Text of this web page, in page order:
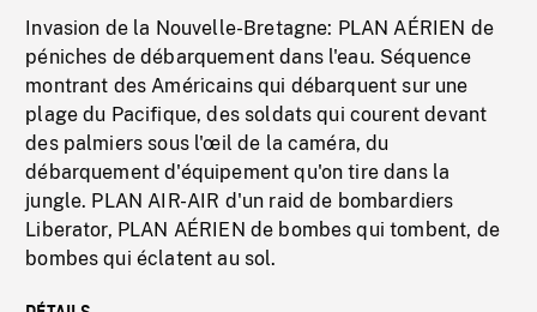
Invasion de la Nouvelle-Bretagne: PLAN AÉRIEN de
péniches de débarquement dans l'eau. Séquence
montrant des Américains qui débarquent sur une
plage du Pacifique, des soldats qui courent devant
des palmiers sous l'œil de la caméra, du
débarquement d'équipement qu'on tire dans la
jungle. PLAN AIR-AIR d'un raid de bombardiers
Liberator, PLAN AÉRIEN de bombes qui tombent, de
bombes qui éclatent au sol.